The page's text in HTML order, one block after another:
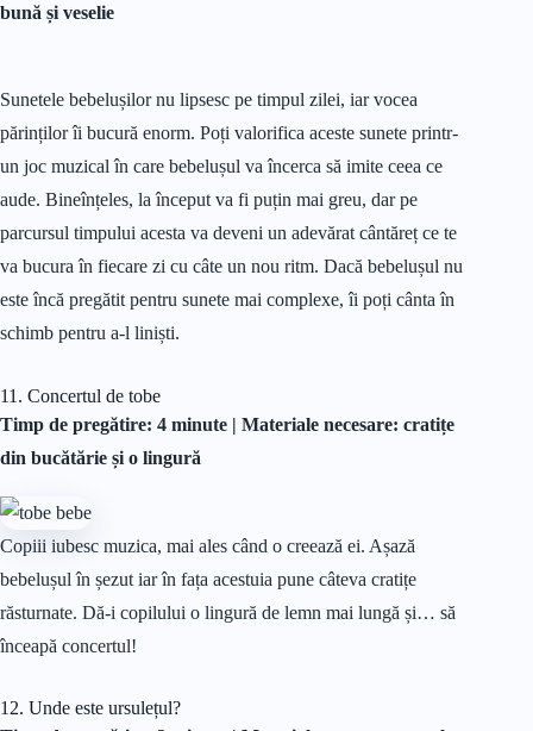
bună și veselie
Sunetele bebelușilor nu lipsesc pe timpul zilei, iar vocea
părinților îi bucură enorm. Poți valorifica aceste sunete printr-
un joc muzical în care bebelușul va încerca să imite ceea ce
aude. Bineînțeles, la început va fi puțin mai greu, dar pe
parcursul timpului acesta va deveni un adevărat cântăreț ce te
va bucura în fiecare zi cu câte un nou ritm. Dacă bebelușul nu
este încă pregătit pentru sunete mai complexe, îi poți cânta în
schimb pentru a-l liniști.
11. Concertul de tobe
Timp de pregătire: 4 minute | Materiale necesare: cratițe
din bucătărie și o lingură
Copiii iubesc muzica, mai ales când o creează ei. Așază
bebelușul în șezut iar în fața acestuia pune câteva cratițe
răsturnate. Dă-i copilului o lingură de lemn mai lungă și… să
înceapă concertul!
12. Unde este ursulețul?